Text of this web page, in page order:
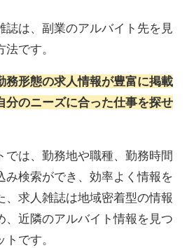
誌は、副業のアルバイト先を見
です。
務形態の求人情報が豊富に掲載
分のニーズに合った仕事を探せ
では、勤務地や職種、勤務時間
み検索ができ、効率よく情報を
、求人雑誌は地域密着型の情報
、近隣のアルバイト情報を見つ
です。